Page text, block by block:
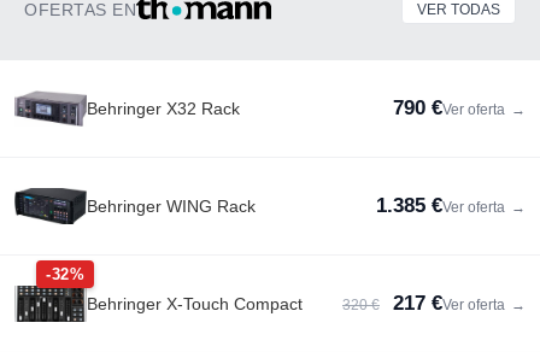
OFERTAS EN VER TODAS
Behringer X32 Rack 790 €Ver oferta →
Behringer WING Rack 1.385 €Ver oferta →
-32%
Behringer X-Touch Compact 320 € 217 €Ver oferta →